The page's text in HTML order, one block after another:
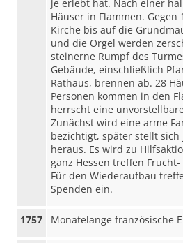
je erlebt hat. Nach einer
Häuser in Flammen.
Kirche bis auf die
und die Orgel werden
steinerne Rumpf des
Gebäude, einschließlich
Rathaus, brennen ab. 28
Personen kommen in den
herrscht eine
Zunächst wird eine arme
bezichtigt, später stellt
heraus. Es wird zu
ganz Hessen treffen
Für den Wiederaufbau
Spenden ein.
1757 Monatelange französische